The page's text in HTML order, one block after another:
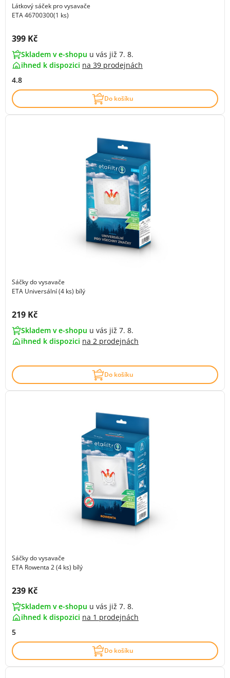
Látkový sáček pro vysavače
ETA 46700300(1 ks)
Cena s DPH:
399 Kč
Skladem v e-shopu u vás již 7. 8.
ihned k dispozici na 39 prodejnách
4.8
Do košíku
Sáčky do vysavače
ETA Universální (4 ks) bílý
Cena s DPH:
219 Kč
Skladem v e-shopu u vás již 7. 8.
ihned k dispozici na 2 prodejnách
Do košíku
Sáčky do vysavače
ETA Rowenta 2 (4 ks) bílý
Cena s DPH:
239 Kč
Skladem v e-shopu u vás již 7. 8.
ihned k dispozici na 1 prodejnách
5
Do košíku